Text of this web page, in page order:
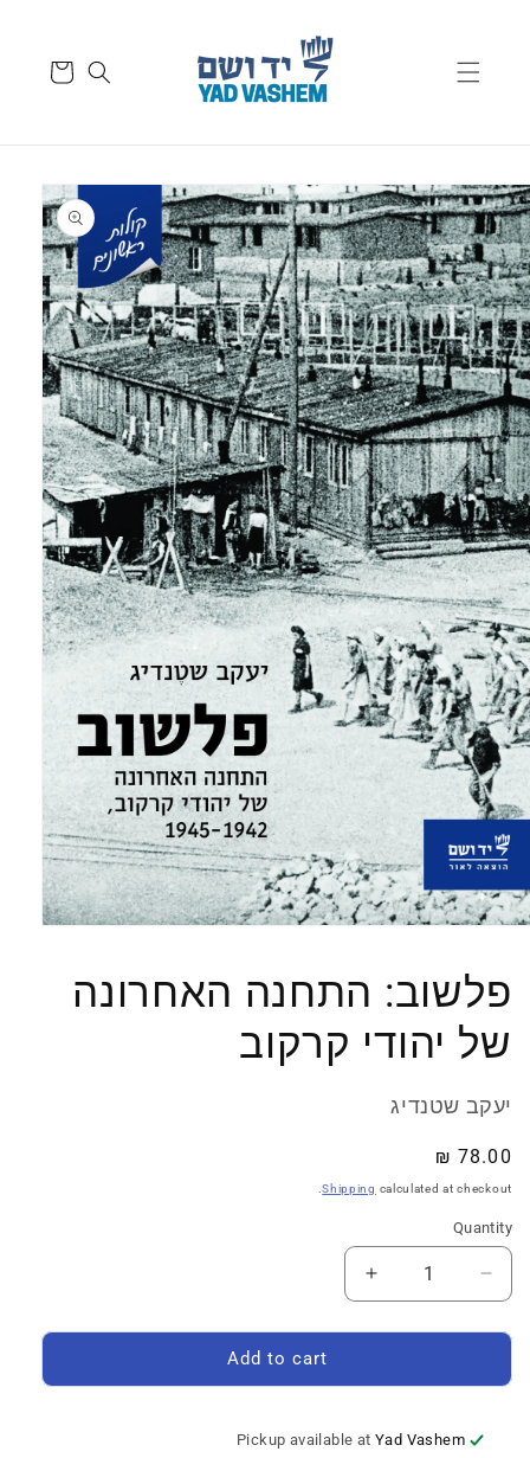
Cart
Skip to
product
information
פלשוב: התחנה האחרונה
של יהודי קרקוב
יעקב שטנדיג
Regular
price
78.00 ₪
Shipping calculated at checkout.
Quantity
Quantity
Decrease
quantity
for
התחנה
של
Increase
quantity
for
פלשוב:
התחנה
של
Add to cart
Pickup available at Yad Vashem